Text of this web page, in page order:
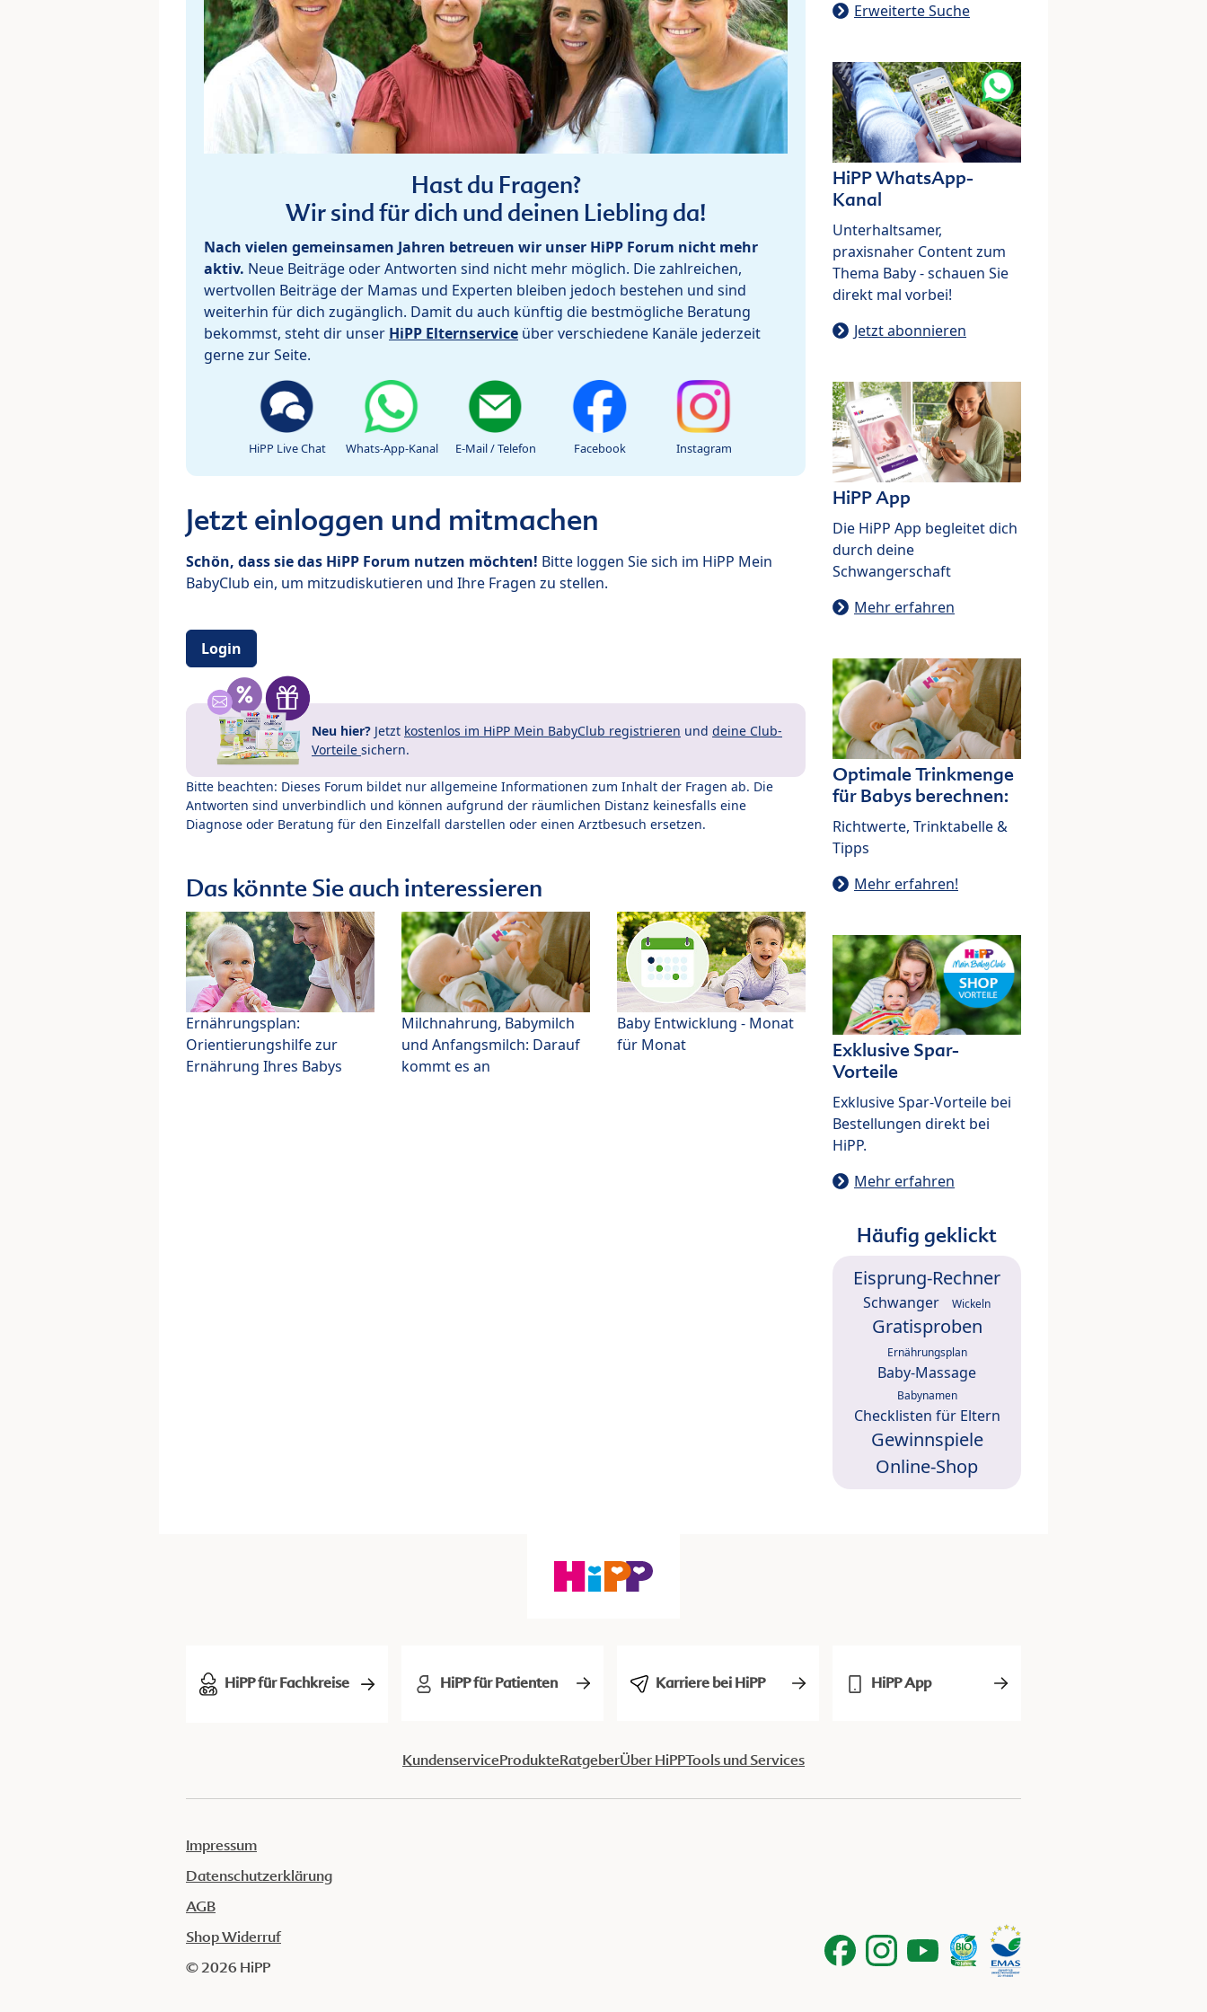
Hast du Fragen?
Wir sind für dich und deinen Liebling da!
Nach vielen gemeinsamen Jahren betreuen wir unser HiPP Forum nicht mehr
aktiv. Neue Beiträge oder Antworten sind nicht mehr möglich. Die zahlreichen,
wertvollen Beiträge der Mamas und Experten bleiben jedoch bestehen und sind
weiterhin für dich zugänglich. Damit du auch künftig die bestmögliche Beratung
bekommst, steht dir unser HiPP Elternservice über verschiedene Kanäle jederzeit
gerne zur Seite.
HiPP Live Chat Whats-App-Kanal E-Mail / Telefon Facebook Instagram
Jetzt einloggen und mitmachen
Schön, dass sie das HiPP Forum nutzen möchten! Bitte loggen Sie sich im HiPP Mein
BabyClub ein, um mitzudiskutieren und Ihre Fragen zu stellen.
Login
Neu hier? Jetzt kostenlos im HiPP Mein BabyClub registrieren und deine Club-
Vorteile sichern.
Bitte beachten: Dieses Forum bildet nur allgemeine Informationen zum Inhalt der Fragen ab. Die
Antworten sind unverbindlich und können aufgrund der räumlichen Distanz keinesfalls eine
Diagnose oder Beratung für den Einzelfall darstellen oder einen Arztbesuch ersetzen.
Das könnte Sie auch interessieren
Ernährungsplan:
Orientierungshilfe zur
Ernährung Ihres Babys
Milchnahrung, Babymilch
und Anfangsmilch: Darauf
kommt es an
Baby Entwicklung - Monat
für Monat
Erweiterte Suche
HiPP WhatsApp-
Kanal
Unterhaltsamer,
praxisnaher Content zum
Thema Baby - schauen Sie
direkt mal vorbei!
Jetzt abonnieren
HiPP App
Die HiPP App begleitet dich
durch deine
Schwangerschaft
Mehr erfahren
Optimale Trinkmenge
für Babys berechnen:
Richtwerte, Trinktabelle &
Tipps
Mehr erfahren!
Exklusive Spar-
Vorteile
Exklusive Spar-Vorteile bei
Bestellungen direkt bei
HiPP.
Mehr erfahren
Häufig geklickt
Eisprung-Rechner
Schwanger Wickeln
Gratisproben
Ernährungsplan
Baby-Massage
Babynamen
Checklisten für Eltern
Gewinnspiele
Online-Shop
HiPP für Fachkreise HiPP für Patienten Karriere bei HiPP HiPP App
KundenserviceProdukteRatgeberÜber HiPPTools und Services
Impressum
Datenschutzerklärung
AGB
Shop Widerruf
© 2026 HiPP